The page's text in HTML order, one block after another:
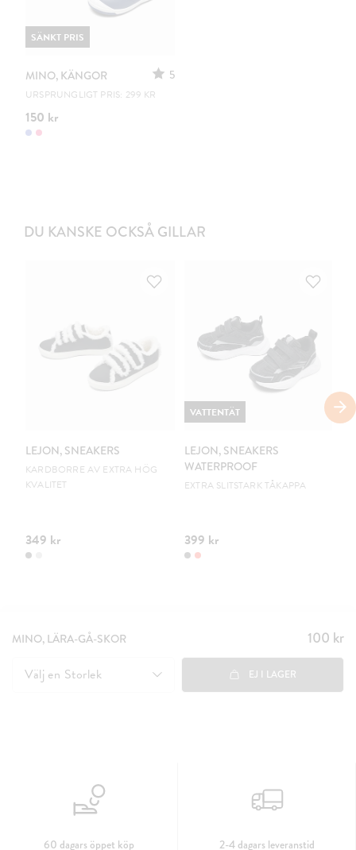
MINO, KÄNGOR 5
URSPRUNGLIGT PRIS: 299 KR
150 kr
SÄNKT PRIS
DU KANSKE OCKSÅ GILLAR
LEJON, SNEAKERS
KARDBORRE AV EXTRA HÖG
KVALITET
349 kr
LEJON, SNEAKERS
WATERPROOF
EXTRA SLITSTARK TÅKAPPA
399 kr
VATTENTÄT
MINO, LÄRA-GÅ-SKOR Pris:
100 kr
100 kr
Välj en Storlek EJ I LAGER
60 dagars öppet köp 2-4 dagars leveranstid